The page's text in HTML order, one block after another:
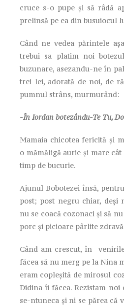
cruce s-o pupe și să râdă
prelinsă pe ea din busuiocul
Când ne vedea părintele
trebui sa platim noi
buzunare, asezandu-ne în
trei lei, adorată de noi, de
pumnul strâns, murmurând:
-În Iordan botezându-Te Tu,
Mamaia chicotea fericită și
o mămăligă aurie și mare
timp de bucurie.
Ajunul Bobotezei însă,
post; post negru chiar, deși
nu se coacă cozonaci și să
porc și picioare pârlite
Când am crescut, în
făcea să nu merg pe la Nina
eram copleșită de mirosul
Didina îi făcea. Rezistam noi
se-ntuneca și ni se părea că